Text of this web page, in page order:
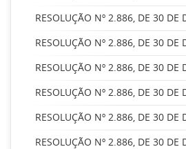
RESOLUÇÃO Nº 2.886, DE 30 DE
RESOLUÇÃO Nº 2.886, DE 30 DE
RESOLUÇÃO Nº 2.886, DE 30 DE
RESOLUÇÃO Nº 2.886, DE 30 DE
RESOLUÇÃO Nº 2.886, DE 30 DE
RESOLUÇÃO Nº 2.886, DE 30 DE